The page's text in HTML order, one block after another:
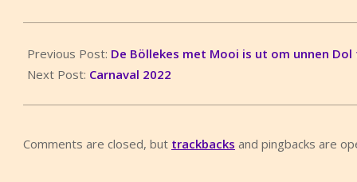
02-
17
Previous Post: De Böllekes met Mooi is ut om unnen Dol
Next Post: Carnaval 2022
Comments are closed, but trackbacks and pingbacks are